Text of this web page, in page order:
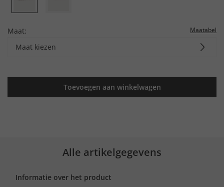
Maat: Maatabel
Maat kiezen
Toevoegen aan winkelwagen
Alle artikelgegevens
Informatie over het product